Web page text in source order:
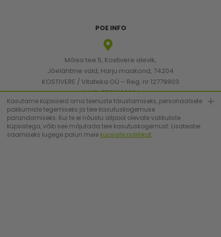
POE INFO
Mõisa tee 5, Kostivere alevik,
Jõelähtme vald, Harju maakond, 74204
KOSTIVERE / Vitateka OÜ – Reg. nr 12779903
KMKR: EE101830894
[email protected]
Kasutame küpsiseid oma teenuste täiustamiseks, personaalsete
pakkumiste tegemiseks ja teie kasutuskogemuse
parandamiseks. Kui te ei nõustu allpool olevate valikuliste
küpsistega, võib see mõjutada teie kasutuskogemust. Lisateabe
saamiseks lugege palun meie küpsiste poliitikat.